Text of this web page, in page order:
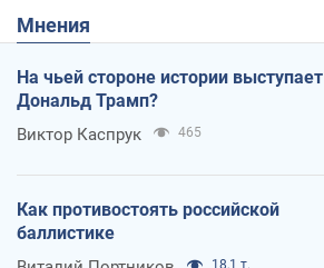
Мнения
На чьей стороне истории выступает
Дональд Трамп?
Виктор Каспрук 465
Как противостоять российской
баллистике
18,1 т.